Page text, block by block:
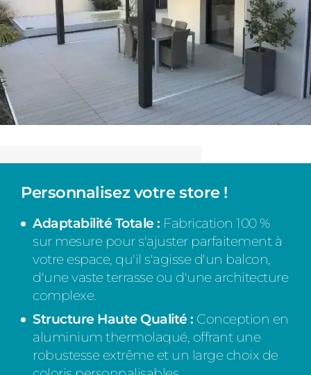
Personnalisez votre store !
Adaptabilité Totale : Fabrication 100 %
sur mesure pour s'ajuster parfaitement à
votre espace, qu'il s'agisse d'un balcon,
d'une vaste terrasse ou d'une architecture
complexe.
Structure Haute Qualité : Conception en
aluminium thermolaqué, offrant une
robustesse extrême et un large choix de